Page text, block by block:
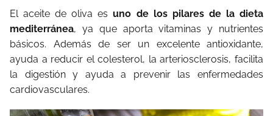
El aceite de oliva esuno de los pilares de la dieta
mediterránea, ya que aporta vitaminas y nutrientes
básicos. Además de ser un excelente antioxidante,
ayuda a reducir el colesterol, la arteriosclerosis, facilita
la digestión y ayuda a prevenir las enfermedades
cardiovasculares.